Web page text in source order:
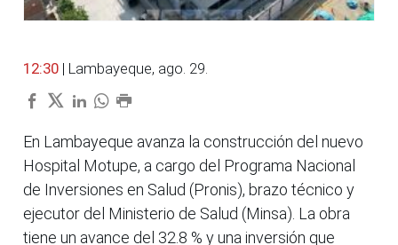
12:30 | Lambayeque, ago. 29.
En Lambayeque avanza la construcción del nuevo
Hospital Motupe, a cargo del Programa Nacional
de Inversiones en Salud (Pronis), brazo técnico y
ejecutor del Ministerio de Salud (Minsa). La obra
tiene un avance del 32.8 % y una inversión que